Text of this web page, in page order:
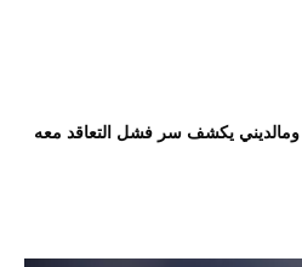
ومالديني يكشف سر فشل التعاقد معه